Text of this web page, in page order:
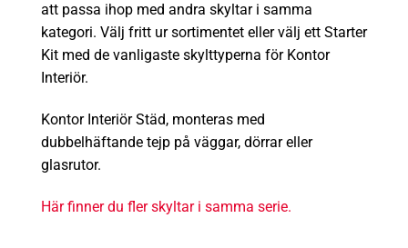
att passa ihop med andra skyltar i samma
kategori. Välj fritt ur sortimentet eller välj ett Starter
Kit med de vanligaste skylttyperna för Kontor
Interiör.
Kontor Interiör Städ, monteras med
dubbelhäftande tejp på väggar, dörrar eller
glasrutor.
Här finner du fler skyltar i samma serie.